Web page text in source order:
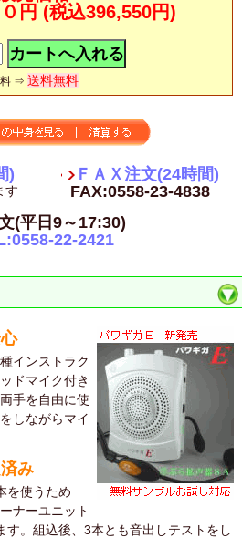
円 (税込396,550円)
⇒ 送料無料
)
す
ＦＡＸ注文(24時間)
FAX:0558-23-4838
(平日9～17:30)
22-2421
インストラク
ドマイク付き
手を自由に使
しながらマイ
み
を使うため
ナーユニット
す。組込後、3本とも音出しテストをし